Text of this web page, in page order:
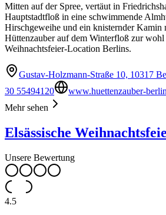
Mitten auf der Spree, vertäut in
Hauptstadtfloß in eine schwimmende
Hirschgeweihe und ein knisternder Kamin
Hüttenzauber auf dem Winterfloß zur wohl
Weihnachtsfeier-Location Berlins.
Gustav-Holzmann-Straße 10, 10317
30 55494120
www.huettenzauber-
Mehr sehen
Elsässische
Unsere Bewertung
4.5